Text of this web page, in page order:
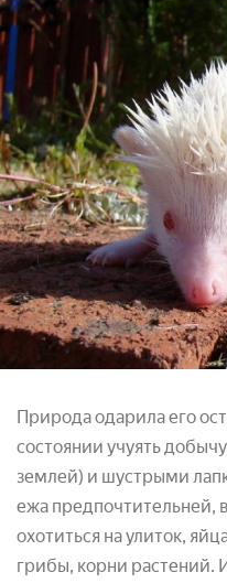
Природа одарила его
состоянии учуять
землей) и шустрыми
ежа предпочтительней,
охотиться на улиток,
грибы, корни растений.